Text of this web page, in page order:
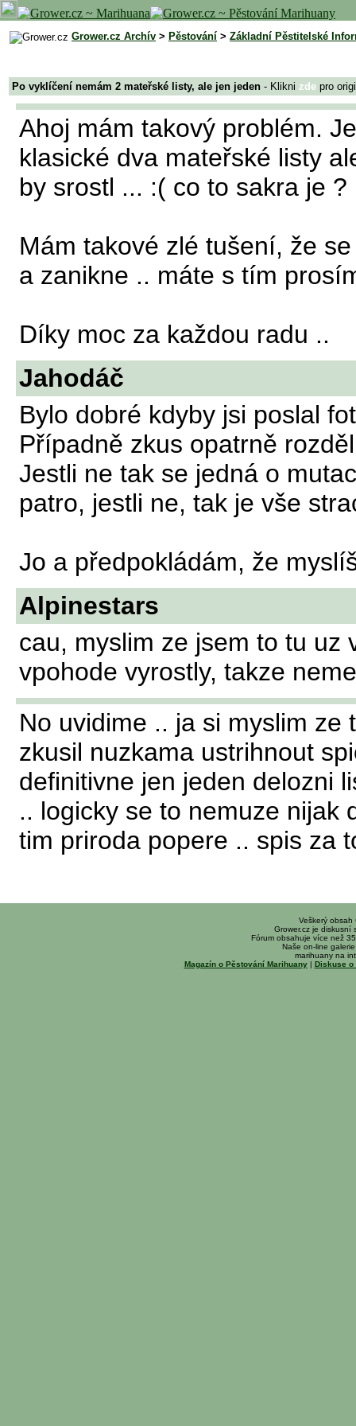
Grower.cz Archív > Pěstování > Základní Pěstitelské
Po vyklíčení nemám 2 mateřské listy, ale jen jeden - Klikni zde pro
Ahoj mám takový problém.
klasické dva mateřské listy
by srostl ... :( co to sakra je ?
Mám takové zlé tušení, že
a zanikne .. máte s tím
Díky moc za každou radu ..
Jahodáč
Bylo dobré kdyby jsi poslal
Případně zkus opatrně
Jestli ne tak se jedná o
patro, jestli ne, tak je vše
Jo a předpokládám, že
Alpinestars
cau, myslim ze jsem to tu uz
vpohode vyrostly, takze
No uvidime .. ja si myslim
zkusil nuzkama ustrihnout
definitivne jen jeden delozni
.. logicky se to nemuze nijak
tim priroda popere .. spis za
Veškerý obsah
Grower.cz je diskusní
Fórum obsahuje více než
Naše on-line
marihuany na
Magazín o Pěstování Marihuany| Diskuse o